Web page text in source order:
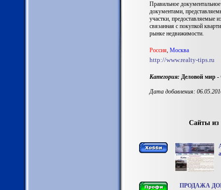
Правильное
документами,
участки, предоставляемые
связанная с покупкой
рынке недвижимости.
Россия, Москва
http://www.realty-tips.ru
Категория: Деловой мир -
Дата добавления:
Сайты из
ПРОДАЖА